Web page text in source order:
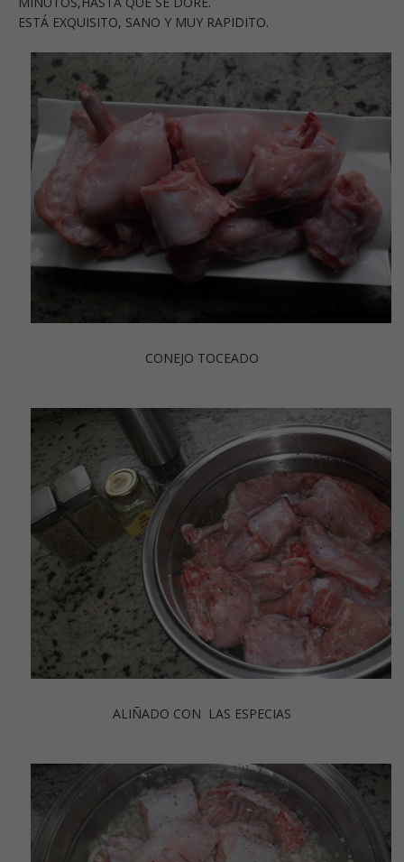
ESTÁ EXQUISITO, SANO Y MUY RAPIDITO.
CONEJO TOCEADO
ALIÑADO CON LAS ESPECIAS